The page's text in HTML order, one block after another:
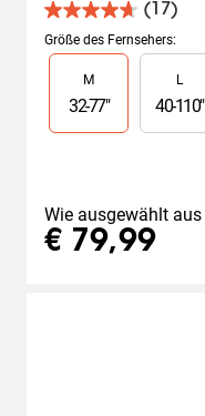
(17)
4.7
von
5
Sternen.
Bewertungen
Größe des Fernsehers:
Slide 1 of 2
M
32-77"
L
40-110"
Wie ausgewählt aus
€ 79,99